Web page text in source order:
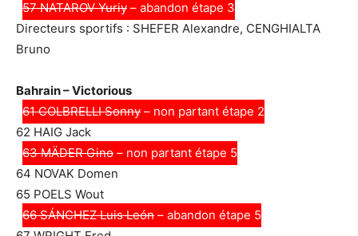
57 NATAROV Yuriy – abandon étape 3
Directeurs sportifs : SHEFER Alexandre, CENGHIALTA
Bruno
Bahrain – Victorious
61 COLBRELLI Sonny – non partant étape 2
62 HAIG Jack
63 MÄDER Gino – non partant étape 5
64 NOVAK Domen
65 POELS Wout
66 SÁNCHEZ Luis León – abandon étape 5